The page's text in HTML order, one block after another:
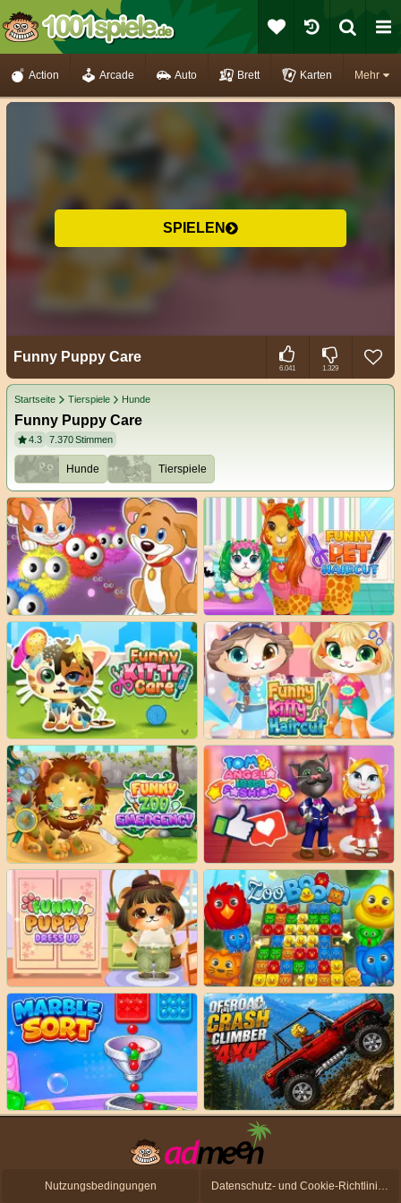
Mehr
Action Arcade Auto Brett Karten
SPIELEN
Funny Puppy Care
6.041 1.329
Startseite Tierspiele Hunde
Funny Puppy Care
4.3 7.370Stimmen
Hunde Tierspiele
Nutzungsbedingungen Datenschutz- und Cookie-Richtlinien